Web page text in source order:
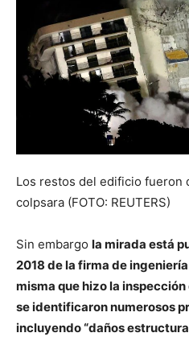
Los restos del edificio fueron
colpsara (FOTO: REUTERS)
Sin embargo la mirada está
2018 de la firma de
misma que hizo la
se identificaron numerosos
incluyendo “daños